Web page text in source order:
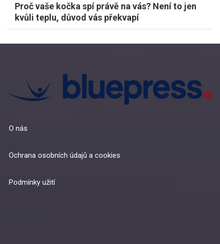
Proč vaše kočka spí právě na vás? Není to jen
kvůli teplu, důvod vás překvapí
O nás
Ochrana osobních údajů a cookies
Podmínky užití